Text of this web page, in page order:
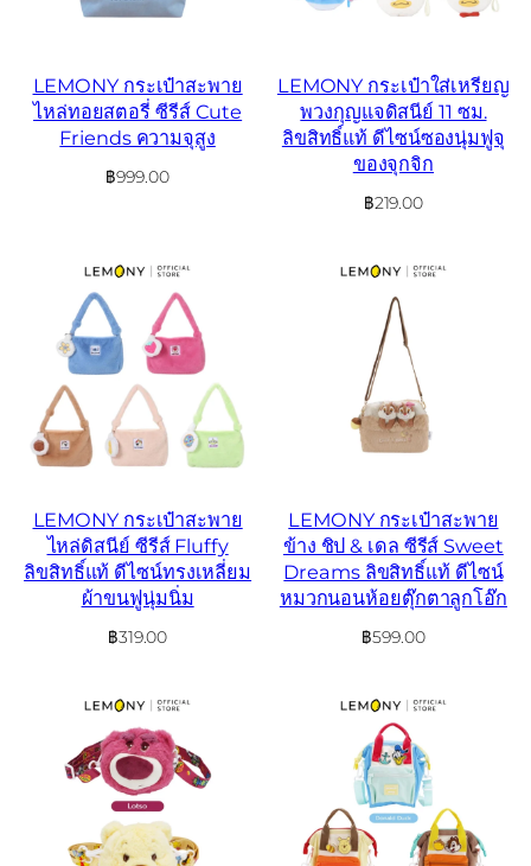
LEMONY กระเป๋าสะพาย
ไหล่ทอยสตอรี่ ซีรีส์ Cute
Friends ความจุสูง
฿999.00
LEMONY กระเป๋าใส่เหรียญ
พวงกุญแจดิสนีย์ 11 ซม.
ลิขสิทธิ์แท้ ดีไซน์ซองนุ่มฟูจุ
ของจุกจิก
฿219.00
LEMONY กระเป๋าสะพาย
ไหล่ดิสนีย์ ซีรีส์ Fluffy
ลิขสิทธิ์แท้ ดีไซน์ทรงเหลี่ยม
ผ้าขนฟูนุ่มนิ่ม
฿319.00
LEMONY กระเป๋าสะพาย
ข้าง ชิป & เดล ซีรีส์ Sweet
Dreams ลิขสิทธิ์แท้ ดีไซน์
หมวกนอนห้อยตุ๊กตาลูกโอ๊ก
฿599.00